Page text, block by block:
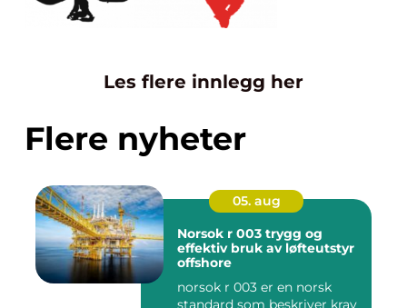
Les flere innlegg her
Flere nyheter
05. aug
Norsok r 003 trygg og
effektiv bruk av løfteutstyr
offshore
norsok r 003 er en norsk
standard som beskriver krav